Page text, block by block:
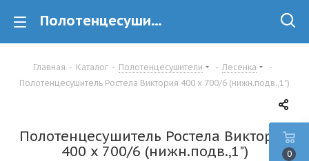
Полотенцесушитель Ростела Виктория 400 x 700/6 (нижн.подв.,1") купить в Минске
Главная - Каталог - Полотенцесушители - Лесенка
-
Полотенцесушитель Ростела Виктория 400 x 700/6 (нижн.подв.,1")
Полотенцесушитель Ростела Виктория
400 x 700/6 (нижн.подв.,1")
0